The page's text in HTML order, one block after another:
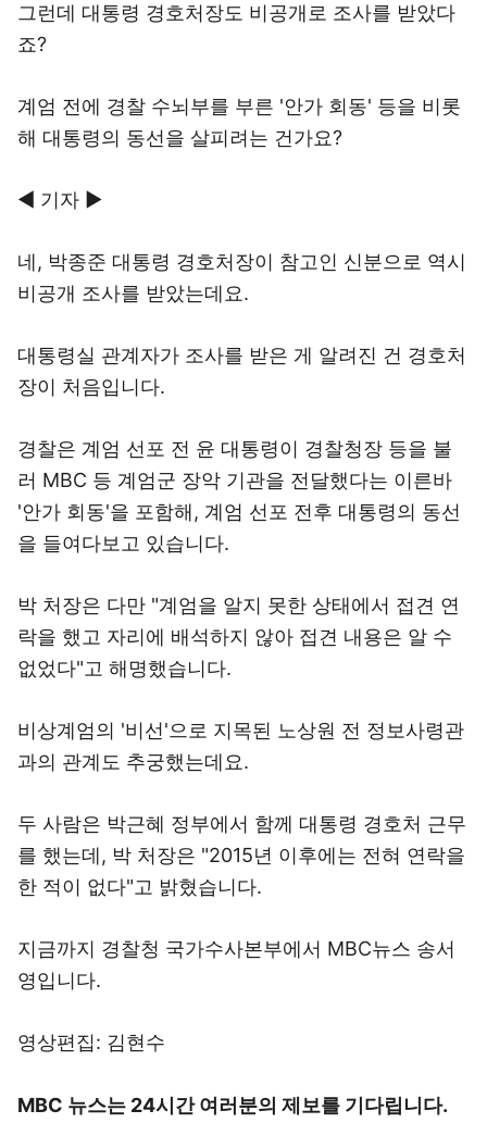
그런데 대통령 경호처장도 비공개로 조사를 받았다
죠?
계엄 전에 경찰 수뇌부를 부른 '안가 회동' 등을 비롯
해 대통령의 동선을 살피려는 건가요?
◀ 기자 ▶
네, 박종준 대통령 경호처장이 참고인 신분으로 역시
비공개 조사를 받았는데요.
대통령실 관계자가 조사를 받은 게 알려진 건 경호처
장이 처음입니다.
경찰은 계엄 선포 전 윤 대통령이 경찰청장 등을 불
러 MBC 등 계엄군 장악 기관을 전달했다는 이른바
'안가 회동'을 포함해, 계엄 선포 전후 대통령의 동선
을 들여다보고 있습니다.
박 처장은 다만 "계엄을 알지 못한 상태에서 접견 연
락을 했고 자리에 배석하지 않아 접견 내용은 알 수
없었다"고 해명했습니다.
비상계엄의 '비선'으로 지목된 노상원 전 정보사령관
과의 관계도 추궁했는데요.
두 사람은 박근혜 정부에서 함께 대통령 경호처 근무
를 했는데, 박 처장은 "2015년 이후에는 전혀 연락을
한 적이 없다"고 밝혔습니다.
지금까지 경찰청 국가수사본부에서 MBC뉴스 송서
영입니다.
영상편집: 김현수
MBC 뉴스는 24시간 여러분의 제보를 기다립니다.